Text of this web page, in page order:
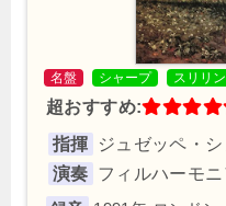
名盤 シャープ スリリ
超おすすめ:
指揮
ジュゼッペ・シ
演奏 フィルハーモ